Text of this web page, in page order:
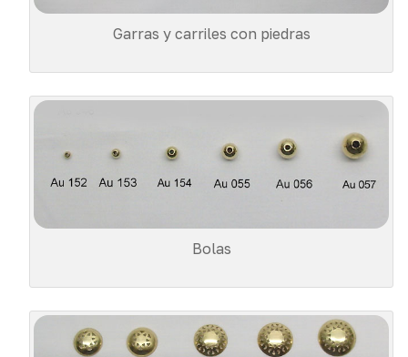
Garras y carriles con piedras
Bolas